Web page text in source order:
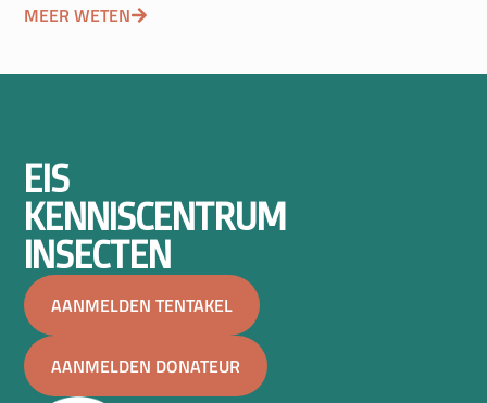
MEER WETEN
EIS
KENNISCENTRUM
INSECTEN
AANMELDEN TENTAKEL
AANMELDEN DONATEUR